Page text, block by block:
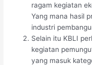
ragam kegiatan
Yang mana hasil
industri
Selain itu KBLI
kegiatan
yang masuk